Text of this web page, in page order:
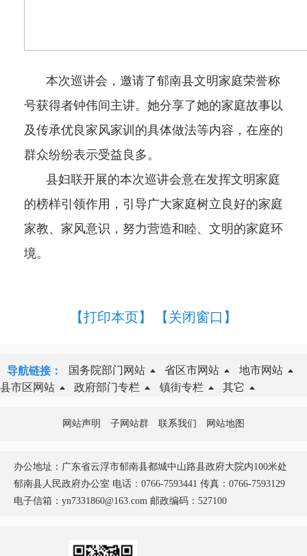
本次巡讲会，邀请了郁南县文明家庭荣誉称
号获得者钟伟间主讲。她分享了她的家庭故事以
及传承优良家风家训的具体做法等内容，在座的
群众纷纷表示受益良多。
县妇联开展的本次巡讲会意在发挥文明家庭
的榜样引领作用，引导广大家庭树立良好的家庭
家教、家风意识，努力营造和睦、文明的家庭环
境。
【打印本页】 【关闭窗口】
导航链接： 国务院部门网站 省区市网站
地市网站
县市区网站
政府部门专栏 镇街专栏 其它
网站声明 子网站群 联系我们 网站地图
办公地址：广东省云浮市郁南县都城中山路县政府大院内100米处
郁南县人民政府办公室 电话：0766-7593441 传真：0766-7593129
电子信箱：yn7331860@163.com 邮政编码：527100